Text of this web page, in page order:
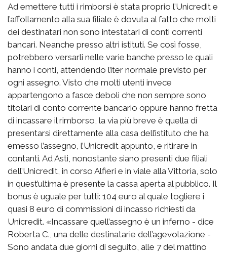
Ad emettere tutti i rimborsi è stata proprio l’Unicredit e
l’affollamento alla sua filiale è dovuta al fatto che molti
dei destinatari non sono intestatari di conti correnti
bancari. Neanche presso altri istituti. Se così fosse,
potrebbero versarli nelle varie banche presso le quali
hanno i conti, attendendo l’iter normale previsto per
ogni assegno. Visto che molti utenti invece
appartengono a fasce deboli che non sempre sono
titolari di conto corrente bancario oppure hanno fretta
di incassare il rimborso, la via più breve è quella di
presentarsi direttamente alla casa dell’istituto che ha
emesso l’assegno, l’Unicredit appunto, e ritirare in
contanti. Ad Asti, nonostante siano presenti due filiali
dell’Unicredit, in corso Alfieri e in viale alla Vittoria, solo
in quest’ultima è presente la cassa aperta al pubblico. Il
bonus è uguale per tutti: 104 euro al quale togliere i
quasi 8 euro di commissioni di incasso richiesti da
Unicredit. «Incassare quell’assegno è un inferno - dice
Roberta C., una delle destinatarie dell’agevolazione -
Sono andata due giorni di seguito, alle 7 del mattino